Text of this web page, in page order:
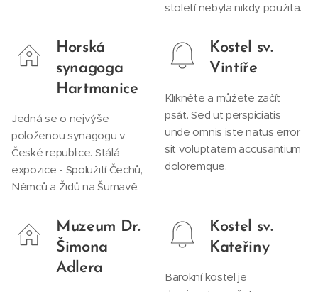
století nebyla nikdy použita.
Horská
synagoga
Hartmanice
Jedná se o nejvýše
položenou synagogu v
České republice. Stálá
expozice - Spolužití Čechů,
Němců a Židů na Šumavě.
Kostel sv.
Vintíře
Klikněte a můžete začít
psát. Sed ut perspiciatis
unde omnis iste natus error
sit voluptatem accusantium
doloremque.
Muzeum Dr.
Šimona
Adlera
Kostel sv.
Kateřiny
Barokní kostel je